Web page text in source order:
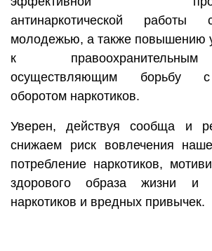
антинаркотической
молодежью, а также повышению
к
осуществляющим борьбу
оборотом наркотиков.
Уверен, действуя сообща и
снижаем риск вовлечения
потребление наркотиков,
здорового образа жизни и
наркотиков и вредных привычек.